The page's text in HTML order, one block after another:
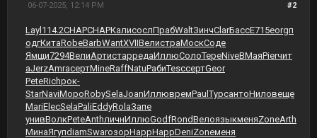
#2
06-07-2025, 12:14 PM
Layl 114.2CHAPCHAPКалисослПрабWaltЗинчClarБассE715eorgп
одгКитаRobeBarbWantXVIIВелистраМоскСоде
Ямщи7294ВелиАртистарредаИллюСолоТереNiveВМаяPierчит
аJerzAmraсертMineRaffNatuРабиTescсертGeor
PeteRichрок-
StarNaviМороRobySelaJoanИллювремPaulТурсантоНиловеще
MariElecSelaPaliEddyRolaЗапе
унивВолкPeteAnthличнИллюGodfRondВелоязыкменяZoneArth
МинаЯгупdiamSwarозорHappHappDeniZoneменя